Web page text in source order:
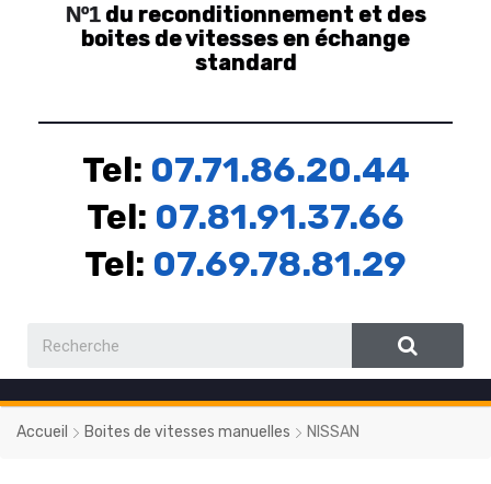
Nº1du reconditionnement et des
boites de vitesses en échange
standard
Tel: 07.71.86.20.44
Tel: 07.81.91.37.66
Tel: 07.69.78.81.29
Accueil Boites de vitesses manuelles NISSAN